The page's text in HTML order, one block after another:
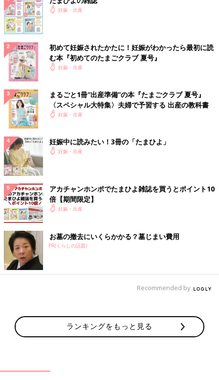
妊娠・出産
初めて妊娠されたかたに！妊娠がわかったら最初に読
む本『初めてのたまごクラブ 夏号』
妊娠・出産
まるごと1冊“出産準備”の本『たまごクラブ 夏号』
〈スペシャル大特集〉夫婦で予習する 出産の教科書
妊娠・出産
妊娠中に読みたい！3冊の「たまひよ」
妊娠・出産
アカチャンホンポでたまひよ雑誌を買うとポイント10
倍【期間限定】
妊娠・出産
お墓の撤去にいくらかかる？墓じまい費用
PR(くらしの話題)
Recommended by
ランキングをもっと見る